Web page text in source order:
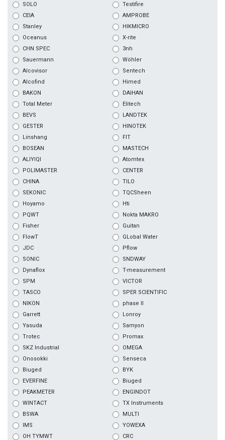
SOLO
Testifire
CEIA
AMPROBE
Stanley
HIKMICRO
Oceanus
X-rite
CHN SPEC
3nh
Sauermann
Wöhler
Alcovisor
Sentech
Alcofind
Himed
BAKON
DAIHAN
Total Meter
Elitech
BEVS
LANDTEK
GESTER
HINOTEK
Linshang
FIT
BOSEAN
MASTECH
ALIYIQI
Atomtex
POLIMASTER
CENTER
CHINA
TILO
SEKONIC
TQCSheen
Hoyamo
Hti
PQWT
Nokta MAKRO
Fisher
Guitan
FlowT
GLobal Water
JDC
Pflow
SONIC
SNDWAY
Dynaflox
T-measurement
SPM
VICTOR
TASCO
SPER SCIENTIFIC
NIKON
phase II
Garrett
Lonroy
Yasuda
Samyon
Trotec
Promax
SKZ Industrial
OMEGA
Onosokki
Senseca
Biuged
BYK
EVERFINE
Biuged
PEAKMETER
ENGINDOT
WINTACT
TX Instruments
BSWA
MULTI
IMS
YOWEXA
OH TYMWT
CRC